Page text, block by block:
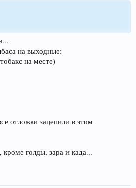
на выходные:
на месте)
отложки зацепили в этом
голды, зара и када...